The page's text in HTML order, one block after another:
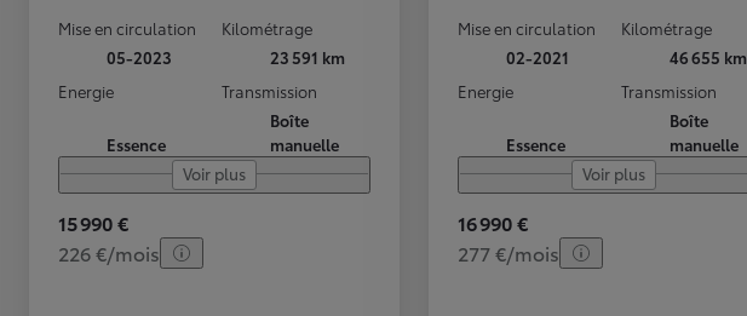
Mise en circulation
05-2023
Kilométrage
23 591 km
Energie
Essence
Transmission
Boîte
manuelle
Voir plus
15 990 €
226 €/mois
Mise en circulation
02-2021
Kilométrage
46 655 km
Energie
Essence
Transmission
Boîte
manuelle
Voir plus
16 990 €
277 €/mois